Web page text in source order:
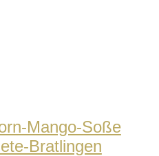
Mango-Soße
Bratlingen